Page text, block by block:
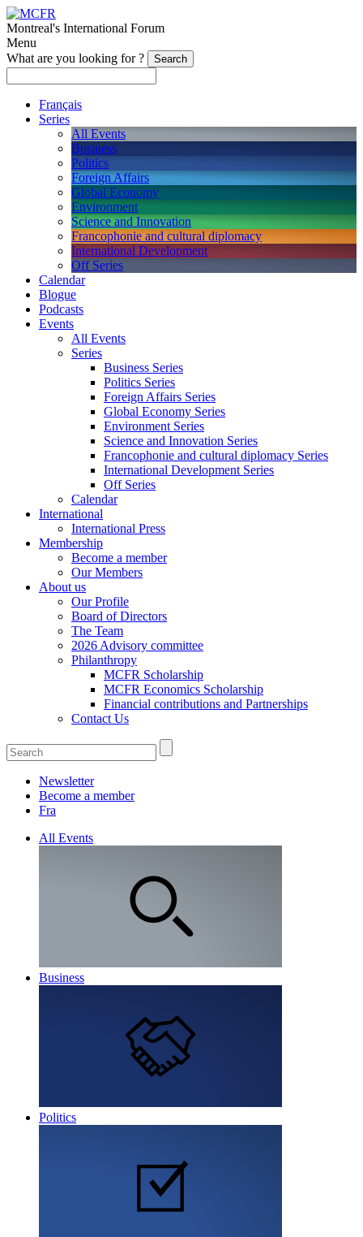
Montreal's International Forum
Menu
What are you looking for ?
Français
Series
All Events
Business
Politics
Foreign Affairs
Global Economy
Environment
Science and Innovation
Francophonie and cultural diplomacy
International Development
Off Series
Calendar
Blogue
Podcasts
Events
All Events
Series
Business Series
Politics Series
Foreign Affairs Series
Global Economy Series
Environment Series
Science and Innovation Series
Francophonie and cultural diplomacy Series
International Development Series
Off Series
Calendar
International
International Press
Membership
Become a member
Our Members
About us
Our Profile
Board of Directors
The Team
2026 Advisory committee
Philanthropy
MCFR Scholarship
MCFR Economics Scholarship
Financial contributions and Partnerships
Contact Us
Newsletter
Become a member
Fra
All Events
Business
Politics